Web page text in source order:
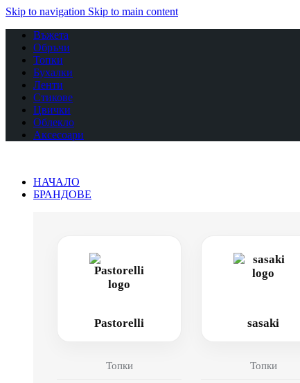
Skip to navigation Skip to main content
Въжета
Обръчи
Топки
Бухалки
Ленти
Стикове
Цвички
Облекло
Аксесоари
НАЧАЛО
БРАНДОВЕ
Pastorelli
Топки
sasaki
Топки